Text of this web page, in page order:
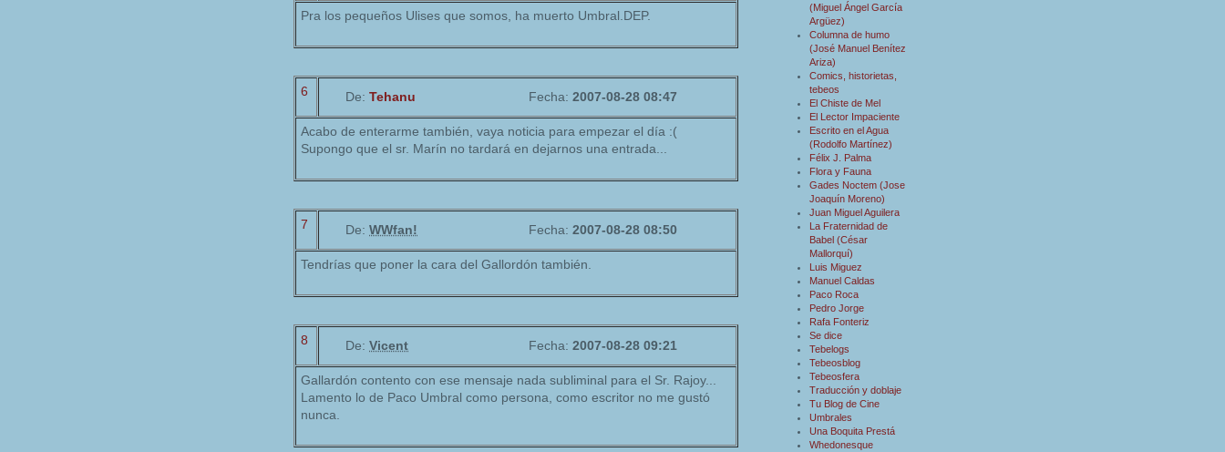
Pra los pequeños Ulises que somos, ha muerto Umbral.DEP.
6 De: Tehanu Fecha: 2007-08-28 08:47
Acabo de enterarme también, vaya noticia para empezar el día :(
Supongo que el sr. Marín no tardará en dejarnos una entrada...
7 De: WWfan! Fecha: 2007-08-28 08:50
Tendrías que poner la cara del Gallordón también.
8 De: Vicent Fecha: 2007-08-28 09:21
Gallardón contento con ese mensaje nada subliminal para el Sr. Rajoy...
Lamento lo de Paco Umbral como persona, como escritor no me gustó
nunca.
(Miguel Ángel García
Argüez)
Columna de humo
(José Manuel Benítez
Ariza)
Comics, historietas,
tebeos
El Chiste de Mel
El Lector Impaciente
Escrito en el Agua
(Rodolfo Martínez)
Félix J. Palma
Flora y Fauna
Gades Noctem (Jose
Joaquín Moreno)
Juan Miguel Aguilera
La Fraternidad de
Babel (César
Mallorquí)
Luis Miguez
Manuel Caldas
Paco Roca
Pedro Jorge
Rafa Fonteriz
Se dice
Tebelogs
Tebeosblog
Tebeosfera
Traducción y doblaje
Tu Blog de Cine
Umbrales
Una Boquita Prestá
Whedonesque